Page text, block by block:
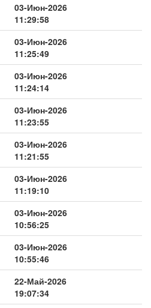
03-Июн-2026
11:29:58
03-Июн-2026
11:25:49
03-Июн-2026
11:24:14
03-Июн-2026
11:23:55
03-Июн-2026
11:21:55
03-Июн-2026
11:19:10
03-Июн-2026
10:56:25
03-Июн-2026
10:55:46
22-Май-2026
19:07:34